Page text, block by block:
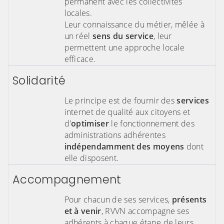
locales.
Leur connaissance du métier, mêlée à
un réelsens du service, leur
permettent une approche locale
efficace.
Solidarité
Le principe est de fournir desservices
internet de qualité aux citoyens et
d'optimiser le fonctionnement des
administrations adhérentes
indépendamment des moyens dont
elle disposent.
Accompagnement
Pour chacun de ses services, présents
et à venir, RVVN accompagne ses